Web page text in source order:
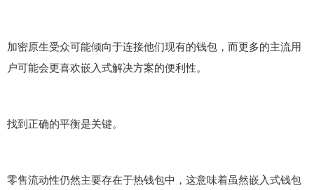
加密原生受众可能倾向于连接他们现有的钱包，而更多的主流用
户可能会更喜欢嵌入式解决方案的便利性。
找到正确的平衡是关键。
零售流动性仍然主要存在于热钱包中，这意味着虽然嵌入式钱包